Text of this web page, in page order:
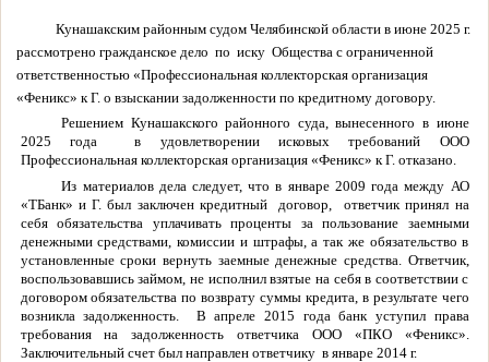
Кунашакским районным судом Челябинской области в июне 2025 г.
рассмотрено гражданское дело по иску Общества с ограниченной
ответственностью «Профессиональная коллекторская организация
«Феникс» к Г. о взыскании задолженности по кредитному договору.
Решением Кунашакского районного суда, вынесенного в июне
2025 года в удовлетворении исковых требований ООО
Профессиональная коллекторская организация «Феникс» к Г. отказано.
Из материалов дела следует, что в январе 2009 года между АО
«ТБанк» и Г. был заключен кредитный договор, ответчик принял на
себя обязательства уплачивать проценты за пользование заемными
денежными средствами, комиссии и штрафы, а так же обязательство в
установленные сроки вернуть заемные денежные средства. Ответчик,
воспользовавшись займом, не исполнил взятые на себя в соответствии с
договором обязательства по возврату суммы кредита, в результате чего
возникла задолженность. В апреле 2015 года банк уступил права
требования на задолженность ответчика ООО «ПКО «Феникс».
Заключительный счет был направлен ответчику в январе 2014 г.